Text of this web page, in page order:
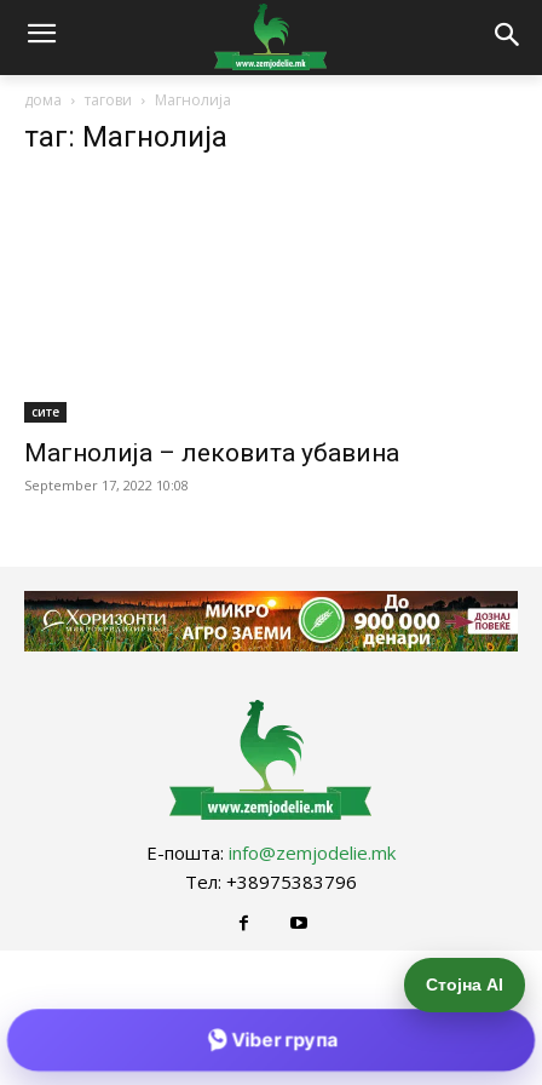
дома тагови Магнолија
таг: Магнолија
сите
Магнолија – лековита убавина
September 17, 2022 10:08
Е-пошта: info@zemjodelie.mk
Тел: +38975383796
Стојна AI
Viber група